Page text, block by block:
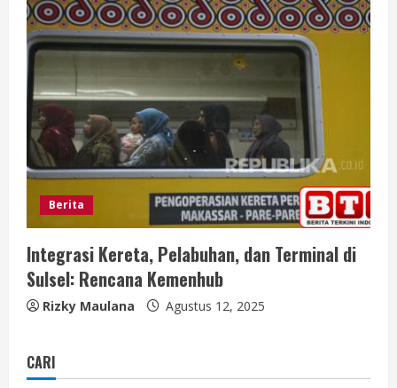
Berita
Integrasi Kereta, Pelabuhan, dan Terminal di
Sulsel: Rencana Kemenhub
Rizky Maulana Agustus 12, 2025
CARI